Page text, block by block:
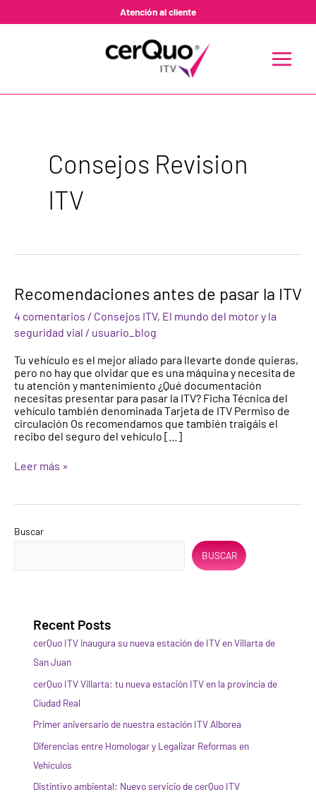
Atención al cliente
MENU
Consejos Revision
ITV
Recomendaciones antes de pasar la ITV
4 comentarios / Consejos ITV, El mundo del motor y la
seguridad vial / usuario_blog
Tu vehículo es el mejor aliado para llevarte donde quieras,
pero no hay que olvidar que es una máquina y necesita de
tu atención y mantenimiento ¿Qué documentación
necesitas presentar para pasar la ITV? Ficha Técnica del
vehículo también denominada Tarjeta de ITV Permiso de
circulación Os recomendamos que también traigáis el
recibo del seguro del vehículo […]
Recomendaciones
antes
de
la
Leer más »
Buscar
BUSCAR
Recent Posts
cerQuo ITV inaugura su nueva estación de ITV en Villarta de
San Juan
cerQuo ITV Villarta: tu nueva estación ITV en la provincia de
Ciudad Real
Primer aniversario de nuestra estación ITV Alborea
Diferencias entre Homologar y Legalizar Reformas en
Vehículos
Distintivo ambiental: Nuevo servicio de cerQuo ITV